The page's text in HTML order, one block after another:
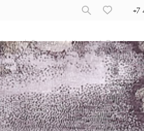
+7
| Главная / Ковры / Dazzle